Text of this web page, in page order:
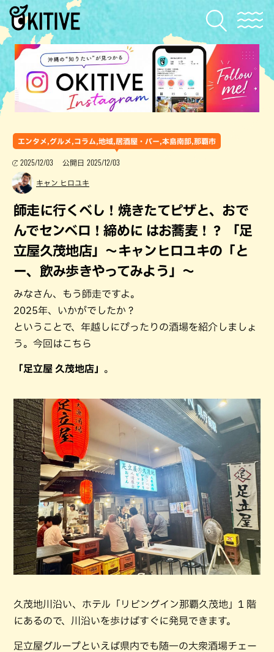
エンタメ,グルメ,コラム,地域,居酒屋・バー,本島南部,那覇市
2025/12/03 公開日 2025/12/03
キャン ヒロユキ
師走に行くべし！焼きたてピザと、おで
んでセンベロ！締めに はお蕎麦！？ 「足
立屋久茂地店」～キャンヒロユキの「と
ー、飲み歩きやってみよう」〜
みなさん、もう師走ですよ。
2025年、いかがでしたか？
ということで、年越しにぴったりの酒場を紹介しましょ
う。今回はこちら
「足立屋 久茂地店」 。
久茂地川沿い、ホテル「リビングイン那覇久茂地」1 階
にあるので、川沿いを歩けばすぐに発見できます。
足立屋グループといえば県内でも随一の大衆酒場チェー